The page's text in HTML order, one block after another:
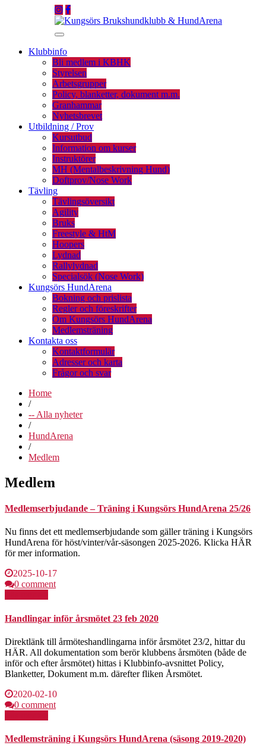
Slå
på/av
navigering
Klubbinfo
Bli medlem i KBHK
Styrelsen
Arbetsgrupper
Policy, blanketter, dokument m.m.
Granhammar
Nyhetsbrevet
Utbildning / Prov
Kursutbud
Information om kurser
Instruktörer
MH (Mentalbeskrivning Hund)
Doftprov/Nose Work
Tävling
Tävlingsöversikt
Agility
Bruks
Freestyle & HtM
Hoopers
Lydnad
Rallylydnad
Specialsök (Nose Work)
Kungsörs HundArena
Bokning och prislista
Regler och föreskrifter
Om Kungsörs HundArena
Medlemsträning
Kontakta oss
Kontaktformulär
Adresser och karta
Frågor och svar
Home
/
-- Alla nyheter
/
HundArena
/
Medlem
Medlem
Medlemserbjudande – Träning i Kungsörs HundArena 25/26
Nu finns det ett medlemserbjudande som gäller träning i Kungsörs
HundArena för höst/vinter/vår-säsongen 2025-2026. Klicka HÄR
för mer information.
2025-10-17
0 comment
Handlingar inför årsmötet 23 feb 2020
Direktlänk till årmöteshandlingarna inför årsmötet 23/2, hittar du
HÄR. All dokumentation som berör klubbens årsmöten (både de
inför och efter årsmötet) hittas i Klubbinfo-avsnittet Policy,
Blanketter, Dokument m.m. därefter fliken Årsmötet.
2020-02-10
0 comment
Medlemsträning i Kungsörs HundArena (säsong 2019-2020)